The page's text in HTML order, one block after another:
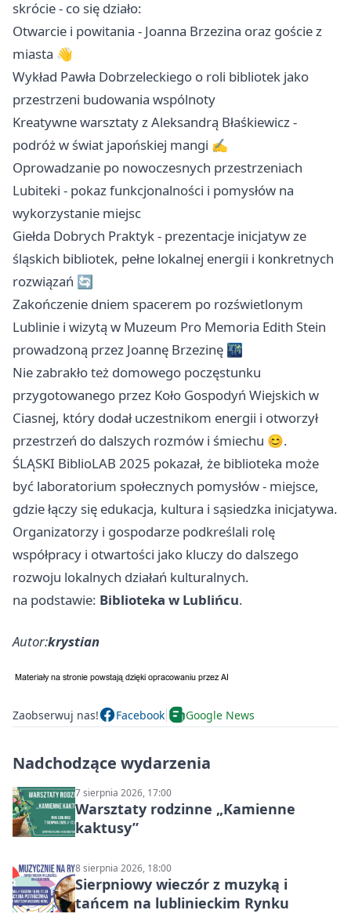
skrócie - co się działo:
Otwarcie i powitania - Joanna Brzezina oraz goście z
miasta 👋
Wykład Pawła Dobrzeleckiego o roli bibliotek jako
przestrzeni budowania wspólnoty
Kreatywne warsztaty z Aleksandrą Błaśkiewicz -
podróż w świat japońskiej mangi ✍️
Oprowadzanie po nowoczesnych przestrzeniach
Lubiteki - pokaz funkcjonalności i pomysłów na
wykorzystanie miejsc
Giełda Dobrych Praktyk - prezentacje inicjatyw ze
śląskich bibliotek, pełne lokalnej energii i konkretnych
rozwiązań 🔄
Zakończenie dniem spacerem po rozświetlonym
Lublinie i wizytą w Muzeum Pro Memoria Edith Stein
prowadzoną przez Joannę Brzezinę 🌃
Nie zabrakło też domowego poczęstunku
przygotowanego przez Koło Gospodyń Wiejskich w
Ciasnej, który dodał uczestnikom energii i otworzył
przestrzeń do dalszych rozmów i śmiechu 😊.
ŚLĄSKI BiblioLAB 2025 pokazał, że biblioteka może
być laboratorium społecznych pomysłów - miejsce,
gdzie łączy się edukacja, kultura i sąsiedzka inicjatywa.
Organizatorzy i gospodarze podkreślali rolę
współpracy i otwartości jako kluczy do dalszego
rozwoju lokalnych działań kulturalnych.
na podstawie: Biblioteka w Lublińcu.
Autor:krystian
Zaobserwuj nas! Facebook Google News
Nadchodzące wydarzenia
7 sierpnia 2026, 17:00
Warsztaty rodzinne „Kamienne
kaktusy”
8 sierpnia 2026, 18:00
Sierpniowy wieczór z muzyką i
tańcem na lublinieckim Rynku